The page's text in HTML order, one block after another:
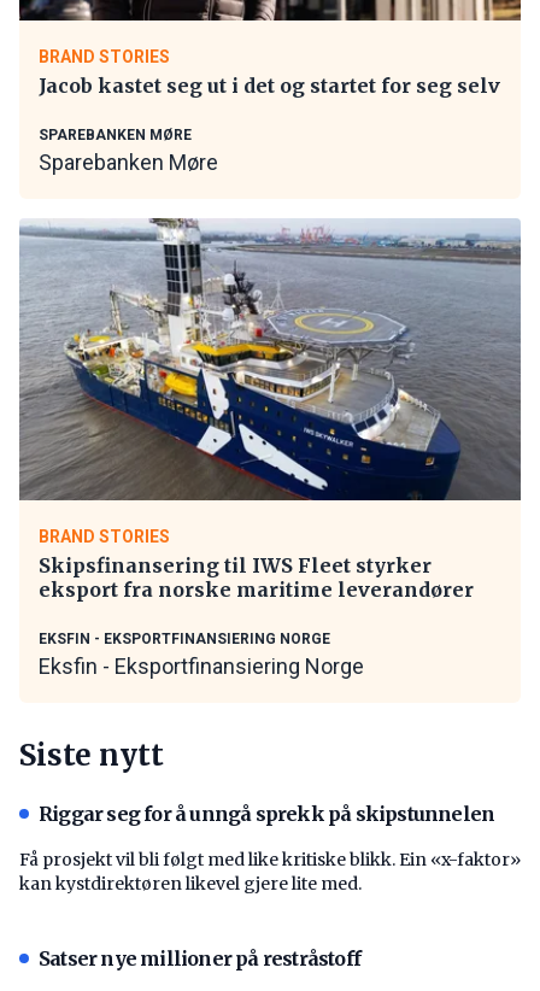
BRAND STORIES
Jacob kastet seg ut i det og startet for seg selv
SPAREBANKEN MØRE
Sparebanken Møre
BRAND STORIES
Skipsfinansering til IWS Fleet styrker
eksport fra norske maritime leverandører
EKSFIN - EKSPORTFINANSIERING NORGE
Eksfin - Eksportfinansiering Norge
Siste nytt
Riggar seg for å unngå sprekk på skipstunnelen
Få prosjekt vil bli følgt med like kritiske blikk. Ein «x-faktor»
kan kystdirektøren likevel gjere lite med.
Satser nye millioner på restråstoff